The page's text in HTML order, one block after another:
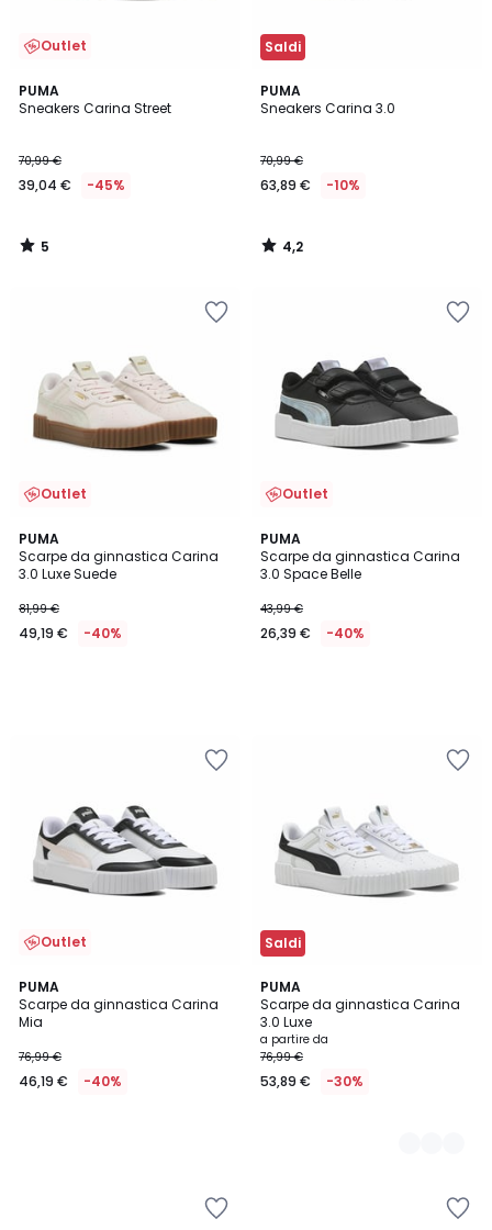
Outlet
PUMA
Sneakers Carina Street
70,99 €
39,04 € -45%
5
/
5
/
Saldi
PUMA
Sneakers Carina 3.0
70,99 €
63,89 € -10%
4,2
/ 5
4,2
/
Outlet
PUMA
Scarpe da ginnastica Carina
3.0 Luxe Suede
81,99 €
49,19 € -40%
Outlet
PUMA
Scarpe da ginnastica Carina
3.0 Space Belle
43,99 €
26,39 € -40%
Outlet
PUMA
Scarpe da ginnastica Carina
Mia
76,99 €
46,19 € -40%
Saldi
PUMA
Scarpe da ginnastica Carina
3.0 Luxe
a partire da
76,99 €
53,89 € -30%
2
Colori